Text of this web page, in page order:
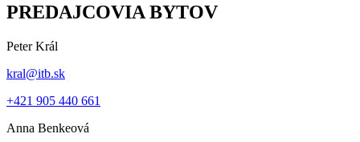
PREDAJCOVIA BYTOV
Peter Král
kral@itb.sk
+421 905 440 661
Anna Benkeová